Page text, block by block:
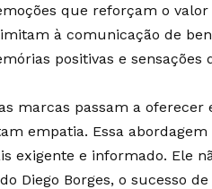
que reforçam o
à comunicação de
positivas e
marcas passam a
empatia. Essa
exigente e informado. Ele
Diego Borges, o sucesso